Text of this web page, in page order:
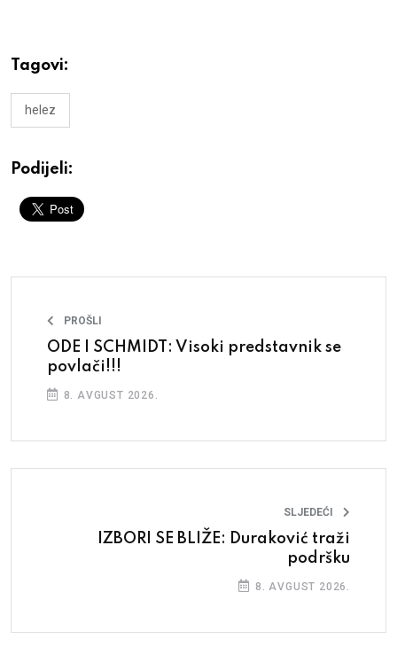
Tagovi:
helez
Podijeli:
PROŠLI
ODE I SCHMIDT: Visoki predstavnik se
povlači!!!
8. AVGUST 2026.
SLJEDEĆI
IZBORI SE BLIŽE: Duraković traži
podršku
8. AVGUST 2026.